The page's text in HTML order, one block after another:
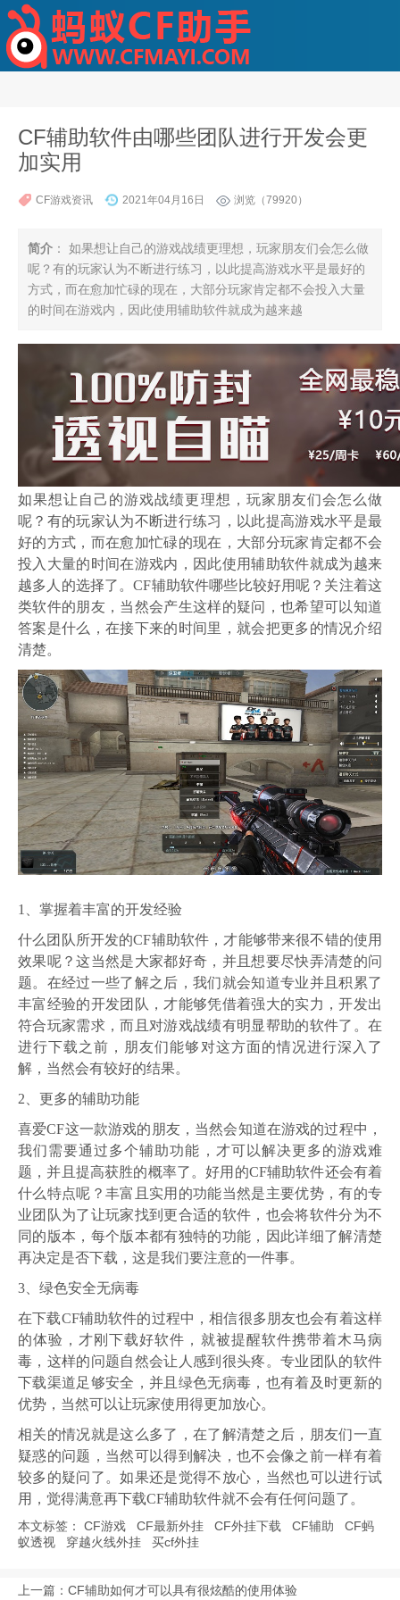
CF辅助软件由哪些团队进行开发会更
加实用
CF游戏资讯 2021年04月16日 浏览（79920）
简介 ： 如果想让自己的游戏战绩更理想，玩家朋友们会怎么做
呢？有的玩家认为不断进行练习，以此提高游戏水平是最好的
方式，而在愈加忙碌的现在，大部分玩家肯定都不会投入大量
的时间在游戏内，因此使用辅助软件就成为越来越
如果想让自己的游戏战绩更理想，玩家朋友们会怎么做
呢？有的玩家认为不断进行练习，以此提高游戏水平是最
好的方式，而在愈加忙碌的现在，大部分玩家肯定都不会
投入大量的时间在游戏内，因此使用辅助软件就成为越来
越多人的选择了。CF辅助软件哪些比较好用呢？关注着这
类软件的朋友，当然会产生这样的疑问，也希望可以知道
答案是什么，在接下来的时间里，就会把更多的情况介绍
清楚。
1、掌握着丰富的开发经验
什么团队所开发的CF辅助软件，才能够带来很不错的使用
效果呢？这当然是大家都好奇，并且想要尽快弄清楚的问
题。在经过一些了解之后，我们就会知道专业并且积累了
丰富经验的开发团队，才能够凭借着强大的实力，开发出
符合玩家需求，而且对游戏战绩有明显帮助的软件了。在
进行下载之前，朋友们能够对这方面的情况进行深入了
解，当然会有较好的结果。
2、更多的辅助功能
喜爱CF这一款游戏的朋友，当然会知道在游戏的过程中，
我们需要通过多个辅助功能，才可以解决更多的游戏难
题，并且提高获胜的概率了。好用的CF辅助软件还会有着
什么特点呢？丰富且实用的功能当然是主要优势，有的专
业团队为了让玩家找到更合适的软件，也会将软件分为不
同的版本，每个版本都有独特的功能，因此详细了解清楚
再决定是否下载，这是我们要注意的一件事。
3、绿色安全无病毒
在下载CF辅助软件的过程中，相信很多朋友也会有着这样
的体验，才刚下载好软件，就被提醒软件携带着木马病
毒，这样的问题自然会让人感到很头疼。专业团队的软件
下载渠道足够安全，并且绿色无病毒，也有着及时更新的
优势，当然可以让玩家使用得更加放心。
相关的情况就是这么多了，在了解清楚之后，朋友们一直
疑惑的问题，当然可以得到解决，也不会像之前一样有着
较多的疑问了。如果还是觉得不放心，当然也可以进行试
用，觉得满意再下载CF辅助软件就不会有任何问题了。
本文标签： CF游戏 CF最新外挂 CF外挂下载 CF辅助
CF蚂
蚁透视
穿越火线外挂 买cf外挂
上一篇： CF辅助如何才可以具有很炫酷的使用体验